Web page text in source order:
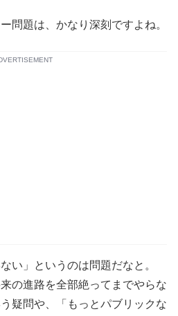
題は、かなり深刻ですよね。
」というのは問題だなと。
の進路を全部絶ってまでやらな
疑問や、「もっとパブリックな